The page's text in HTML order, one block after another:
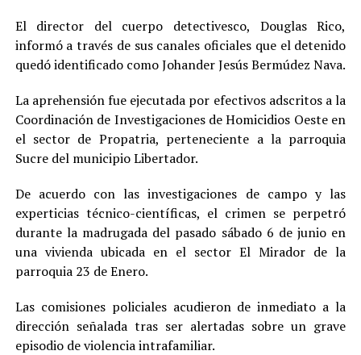
El director del cuerpo detectivesco, Douglas Rico,
informó a través de sus canales oficiales que el detenido
quedó identificado como Johander Jesús Bermúdez Nava.
La aprehensión fue ejecutada por efectivos adscritos a la
Coordinación de Investigaciones de Homicidios Oeste en
el sector de Propatria, perteneciente a la parroquia
Sucre del municipio Libertador.
De acuerdo con las investigaciones de campo y las
experticias técnico-científicas, el crimen se perpetró
durante la madrugada del pasado sábado 6 de junio en
una vivienda ubicada en el sector El Mirador de la
parroquia 23 de Enero.
Las comisiones policiales acudieron de inmediato a la
dirección señalada tras ser alertadas sobre un grave
episodio de violencia intrafamiliar.